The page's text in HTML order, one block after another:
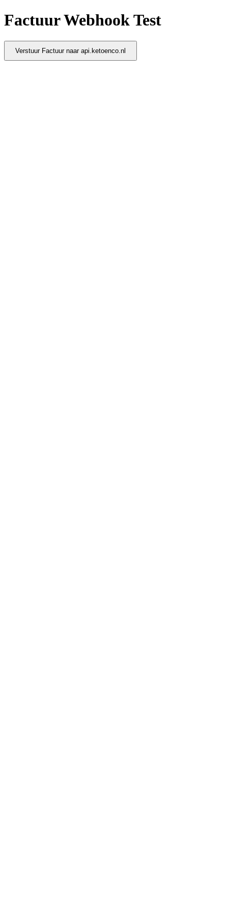
Factuur Webhook Test
Verstuur Factuur naar api.ketoenco.nl